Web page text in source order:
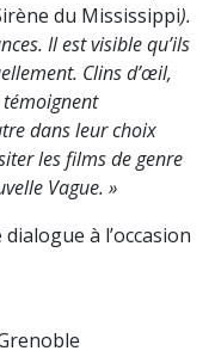
du Mississippi).
Il est visible qu’ils
Clins d’œil,
dans leur choix
les films de genre
Vague. »
à l’occasion